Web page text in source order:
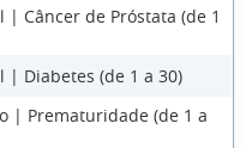
Câncer de Próstata (de 1
| Diabetes (de 1 a 30)
| Prematuridade (de 1 a